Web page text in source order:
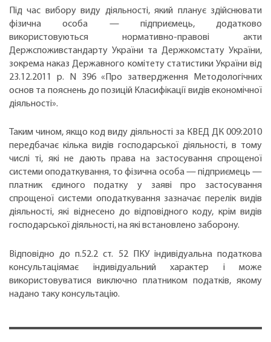
Під час вибору виду діяльності, який планує здійснювати
фізична особа — підприємець, додатково
використовуються нормативно-правові акти
Держспоживстандарту України та Держкомстату України,
зокрема наказ Державного комітету статистики України від
23.12.2011 р. N 396 «Про затвердження Методологічних
основ та пояснень до позицій Класифікації видів економічної
діяльності».
Таким чином, якщо код виду діяльності за КВЕД ДК 009:2010
передбачає кілька видів господарської діяльності, в тому
числі ті, які не дають права на застосування спрощеної
системи оподаткування, то фізична особа — підприємець —
платник єдиного податку у заяві про застосування
спрощеної системи оподаткування зазначає перелік видів
діяльності, які віднесено до відповідного коду, крім видів
господарської діяльності, на які встановлено заборону.
Відповідно до п.52.2 ст. 52 ПКУ індивідуальна податкова
консультаціямає індивідуальний характер і може
використовуватися виключно платником податків, якому
надано таку консультацію.